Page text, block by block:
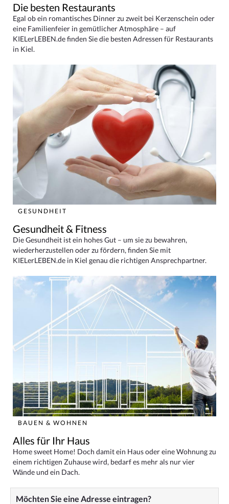
Die besten Restaurants
Egal ob ein romantisches Dinner zu zweit bei Kerzenschein oder
eine Familienfeier in gemütlicher Atmosphäre – auf
KIELerLEBEN.de finden Sie die besten Adressen für Restaurants
in Kiel.
GESUNDHEIT
Gesundheit & Fitness
Die Gesundheit ist ein hohes Gut – um sie zu bewahren,
wiederherzustellen oder zu fördern, finden Sie mit
KIELerLEBEN.de in Kiel genau die richtigen Ansprechpartner.
BAUEN & WOHNEN
Alles für Ihr Haus
Home sweet Home! Doch damit ein Haus oder eine Wohnung zu
einem richtigen Zuhause wird, bedarf es mehr als nur vier
Wände und ein Dach.
Möchten Sie eine Adresse eintragen?